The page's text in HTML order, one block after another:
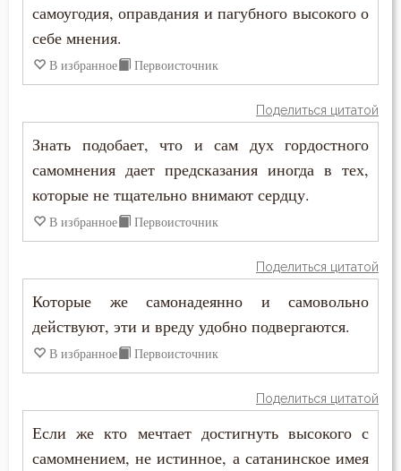
Воздержание
Гнев
Грех
Жизнь вечная
Загробная жизнь
Заповеди
Ефрем Сирин
Игнатий Брянчанинов
Иларион Оптинский (Пономарёв)
Иоанн Златоуст
Иоанн Лествичник
Иосиф Оптинский (Литовкин)
Исихий Иерусалимский
Лев Оптинский (Наголкин)
Макарий Оптинский (Иванов)
самоугодия, оправдания и пагубного высокого о
себе мнения.
В избранное Первоисточник
Поделиться цитатой
Знать подобает, что и сам дух гордостного
самомнения дает предсказания иногда в тех,
которые не тщательно внимают сердцу.
В избранное Первоисточник
Поделиться цитатой
Которые же самонадеянно и самовольно
действуют, эти и вреду удобно подвергаются.
В избранное Первоисточник
Поделиться цитатой
Если же кто мечтает достигнуть высокого с
самомнением, не истинное, а сатанинское имея